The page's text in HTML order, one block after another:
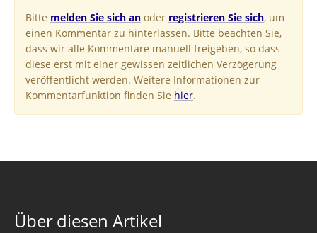
Bitte melden Sie sich an oder registrieren Sie sich, um
einen Kommentar zu hinterlassen. Bitte beachten Sie,
dass wir alle Kommentare manuell freigeben, so dass
diese erst mit einer gewissen zeitlichen Verzögerung
veröffentlicht werden. Weitere Informationen zur
Kommentarfunktion finden Sie hier.
Über diesen Artikel